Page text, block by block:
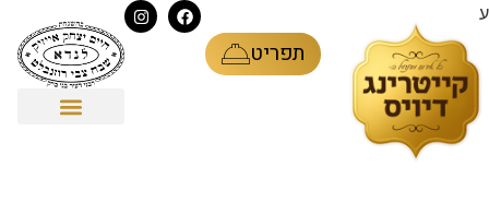
ע
תפריט